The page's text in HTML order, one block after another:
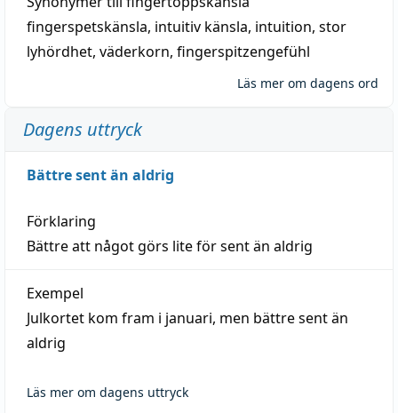
fingerspetskänsla, intuitiv känsla, intuition, stor
lyhördhet, väderkorn, fingerspitzengefühl
Läs mer om dagens ord
Dagens uttryck
Bättre sent än aldrig
Förklaring
Bättre att något görs lite för sent än aldrig
Exempel
Julkortet kom fram i januari, men bättre sent än
aldrig
Läs mer om dagens uttryck